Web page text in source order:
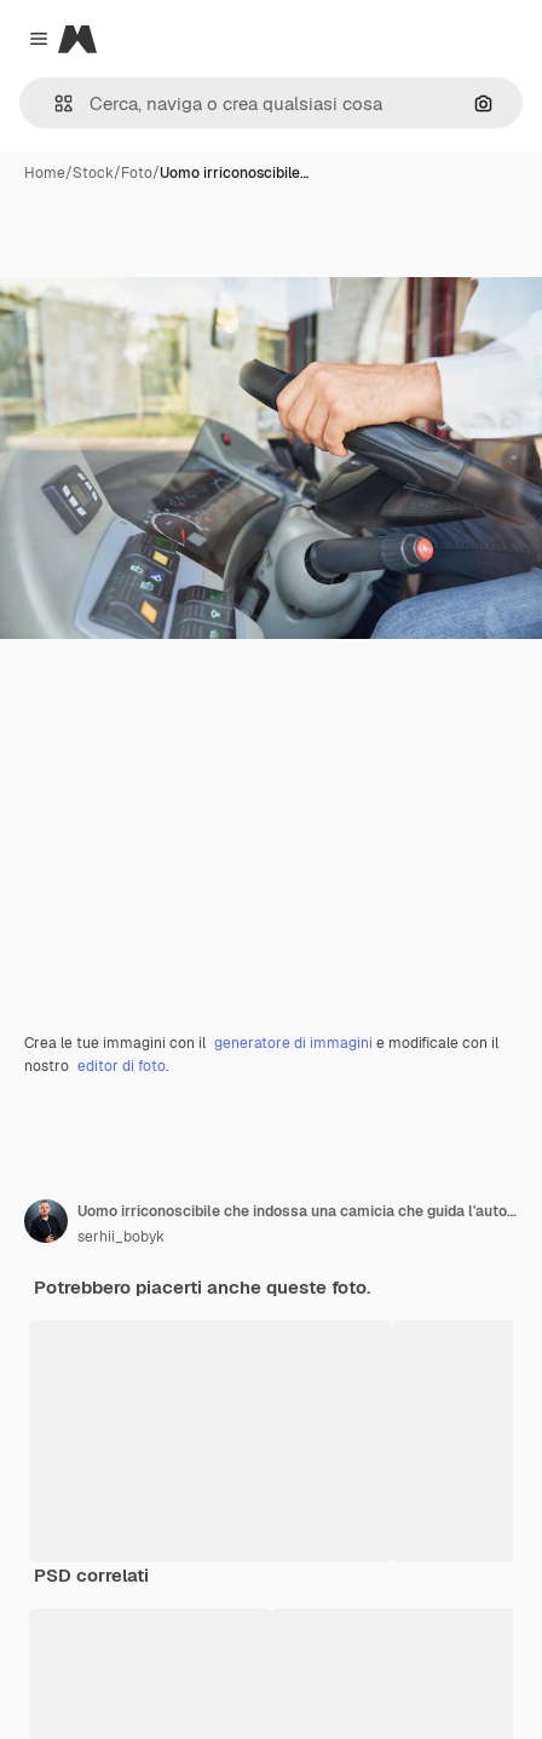
Close menu
Magnific
Cerca
Home/Stock/Foto/Uomo irriconoscibile…
Crea le tue immagini con il generatore di immagini e modificale con il
nostro editor di foto.
Uomo irriconoscibile che indossa una camicia che guida l'autobus interurbano durante la vista diurna dell'autobus professionale maschile
serhii_bobyk
Potrebbero piacerti anche queste foto.
PSD correlati